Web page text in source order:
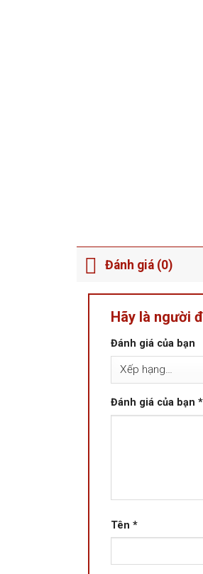
Đánh giá (0)
Hãy là người
Đánh giá của bạn
Đánh giá của bạn *
Tên *